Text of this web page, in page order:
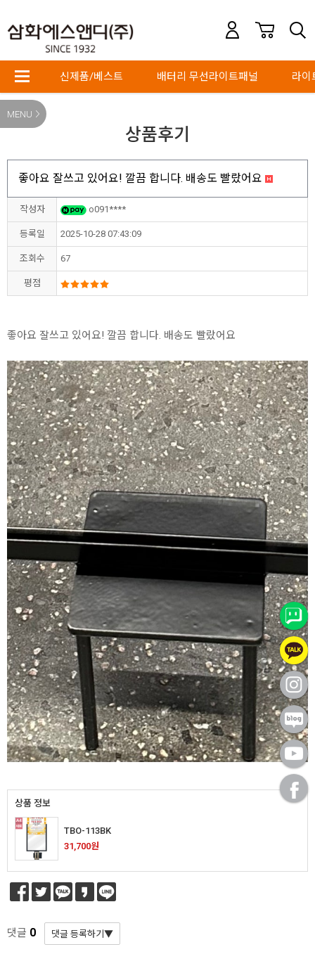
* 가로(W) X 세로(H) / 기재 사이즈 단위 mm 프레임 사이즈 자
동 계산하기(이미지 출력 / 보이는 화면)
1. 프레임 전면폭 선택
2. 프레임 외곽 사이즈
신제품/베스트 배터리 무선라이트패널 라이
MENU
상품후기
좋아요 잘쓰고 있어요! 깔끔 합니다. 배송도 빨랐어요
작성자 o091****
등록일 2025-10-28 07:43:09
조회수 67
평점
좋아요 잘쓰고 있어요! 깔끔 합니다. 배송도 빨랐어요
상품 정보
TBO-113BK
31,700원
댓글 0